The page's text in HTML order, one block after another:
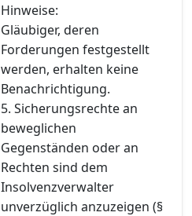
Hinweise:
Gläubiger, deren
Forderungen festgestellt
werden, erhalten keine
Benachrichtigung.
5. Sicherungsrechte an
beweglichen
Gegenständen oder an
Rechten sind dem
Insolvenzverwalter
unverzüglich anzuzeigen (§